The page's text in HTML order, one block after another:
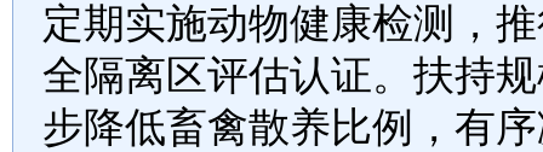
定期实施动物健康检测，
全隔离区评估认证。扶持
步降低畜禽散养比例，有